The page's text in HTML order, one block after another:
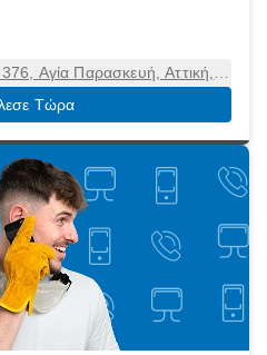
Αγία Παρασκευή, Αττική,
15341Τώρα